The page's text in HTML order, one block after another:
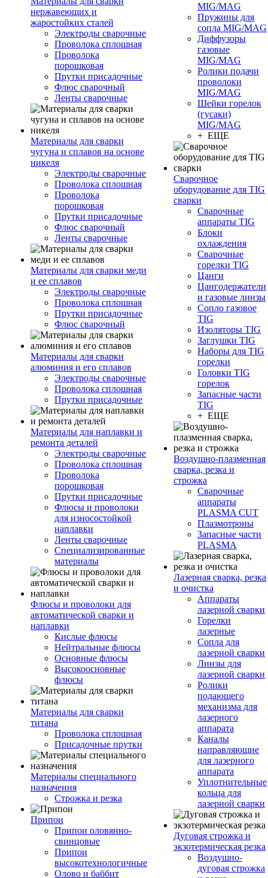
нержавеющих и
жаростойких сталей
Электроды сварочные
Проволока сплошная
Проволока
порошковая
Прутки присадочные
Флюс сварочный
Ленты сварочные
Материалы для сварки
чугуна и сплавов на основе
никеля
Электроды сварочные
Проволока сплошная
Проволока
порошковая
Прутки присадочные
Флюс сварочный
Ленты сварочные
Материалы для сварки меди
и ее сплавов
Электроды сварочные
Проволока сплошная
Прутки присадочные
Флюс сварочный
Материалы для сварки
алюминия и его сплавов
Электроды сварочные
Проволока сплошная
Прутки присадочные
Материалы для наплавки и
ремонта деталей
Электроды сварочные
Проволока сплошная
Проволока
порошковая
Прутки присадочные
Флюсы и проволоки
для износостойкой
наплавки
Ленты сварочные
Специализированные
материалы
Флюсы и проволоки для
автоматической сварки и
наплавки
Кислые флюсы
Нейтральные флюсы
Основные флюсы
Высокоосновные
флюсы
Материалы для сварки
титана
Проволока сплошная
Присадочные прутки
Материалы специального
назначения
Строжка и резка
Припои
Припои оловянно-
свинцовые
Припои
высокотехнологичные
Олово и баббит
MIG/MAG
Пружины для
сопла MIG/MAG
Диффузоры
газовые
MIG/MAG
Ролики подачи
проволоки
MIG/MAG
Шейки горелок
(гусаки)
MIG/MAG
+ ЕЩЕ
Сварочное
оборудование для TIG
сварки
Сварочные
аппараты TIG
Блоки
охлаждения
Сварочные
горелки TIG
Цанги
Цангодержатели
и газовые линзы
Сопло газовое
TIG
Изоляторы TIG
Заглушки TIG
Наборы для TIG
горелки
Головки TIG
горелок
Запасные части
TIG
+ ЕЩЕ
Воздушно-плазменная
сварка, резка и
строжка
Сварочные
аппараты
PLASMA CUT
Плазмотроны
Запасные части
PLASMA
Лазерная сварка, резка
и очистка
Аппараты
лазерной сварки
Горелки
лазерные
Сопла для
лазерной сварки
Линзы для
лазерной сварки
Ролики
подающего
механизма для
лазерного
аппарата
Каналы
направляющие
для лазерного
аппарата
Уплотнительные
кольца для
лазерной сварки
Дуговая строжка и
экзотермическая резка
Воздушно-
дуговая строжка